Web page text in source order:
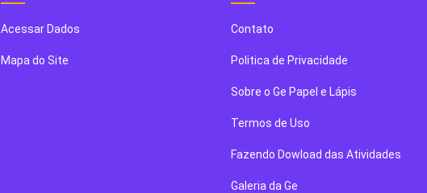
Acessar Dados
Mapa do Site
Contato
Politica de Privacidade
Sobre o Ge Papel e Lápis
Termos de Uso
Fazendo Dowload das Atividades
Galeria da Ge